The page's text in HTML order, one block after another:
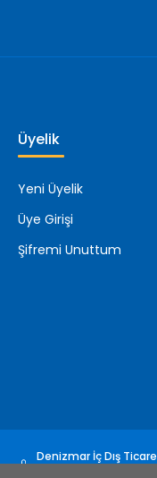
Üyelik
Yeni Üyelik
Üye Girişi
Şifremi Unuttum
Denizmar İç Dış